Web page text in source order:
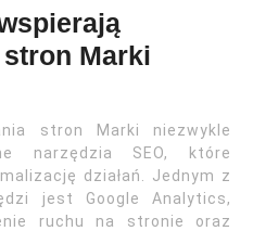
Marki
stron Marki niezwykle
narzędzia SEO, które
działań. Jednym z
jest Google Analytics,
ruchu na stronie oraz